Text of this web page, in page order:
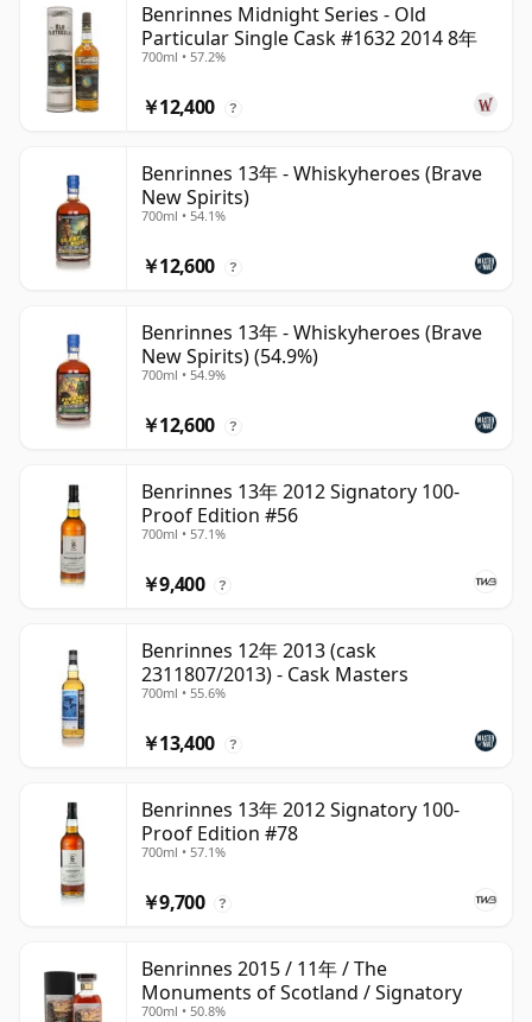
Benrinnes Midnight Series - Old
Particular Single Cask #1632 2014 8年
700ml • 57.2%
￥12,400 ?
Benrinnes 13年 - Whiskyheroes (Brave
New Spirits)
700ml • 54.1%
￥12,600 ?
Benrinnes 13年 - Whiskyheroes (Brave
New Spirits) (54.9%)
700ml • 54.9%
￥12,600 ?
Benrinnes 13年 2012 Signatory 100-
Proof Edition #56
700ml • 57.1%
￥9,400 ?
Benrinnes 12年 2013 (cask
2311807/2013) - Cask Masters
700ml • 55.6%
￥13,400 ?
Benrinnes 13年 2012 Signatory 100-
Proof Edition #78
700ml • 57.1%
￥9,700 ?
Benrinnes 2015 / 11年 / The
Monuments of Scotland / Signatory
700ml • 50.8%